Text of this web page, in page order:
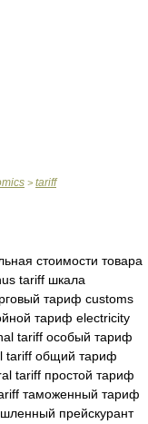
> tariff
стоимости товара
tariff шкала
тариф customs
тариф electricity
tariff особый тариф
tariff общий тариф
tariff простой тариф
таможенный тариф
прейскурант